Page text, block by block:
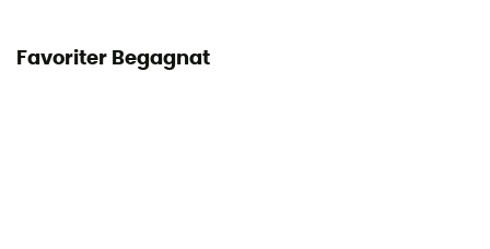
Favoriter Begagnat